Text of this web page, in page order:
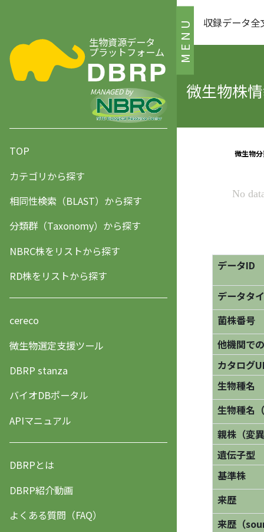
MENU
生物資源データ
プラットフォーム
MANAGED by
TOP
カテゴリから探す
相同性検索（BLAST）から探す
分類群（Taxonomy）から探す
NBRC株をリストから探す
RD株をリストから探す
cereco
微生物選定支援ツール
DBRP stanza
バイオDBポータル
APIマニュアル
DBRPとは
DBRP紹介動画
よくある質問（FAQ）
収録データ全
微生物株
データID
データタ
菌株番号
他機関で
カタログ
生物種名
生物種名
親株（変
遺伝子型
基準株
来歴
来歴（